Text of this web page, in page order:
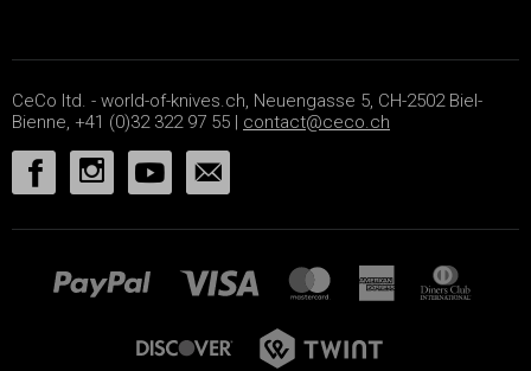
CeCo ltd. - world-of-knives.ch, Neuengasse 5, CH-2502 Biel-
Bienne, +41 (0)32 322 97 55 | contact@ceco.ch